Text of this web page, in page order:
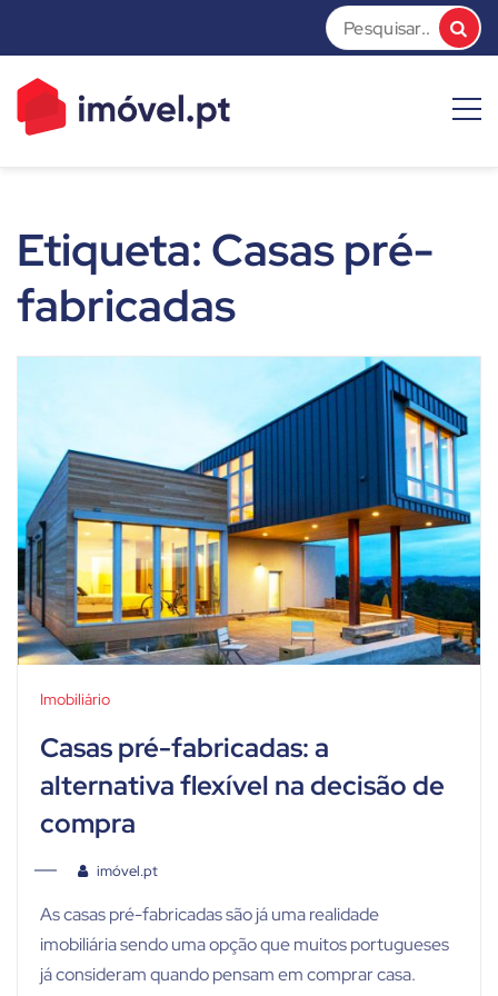
content
Etiqueta: Casas pré-
fabricadas
Imobiliário
Casas pré-fabricadas: a
alternativa flexível na decisão de
compra
imóvel.pt
As casas pré-fabricadas são já uma realidade
imobiliária sendo uma opção que muitos portugueses
já consideram quando pensam em comprar casa.